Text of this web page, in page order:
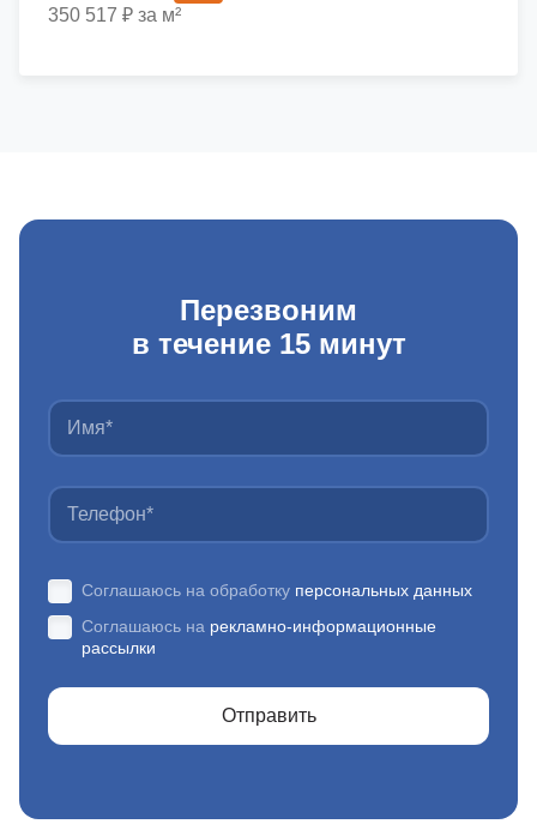
350 517 ₽ за м²
Перезвоним
в течение 15 минут
Соглашаюсь на обработку персональных данных
Соглашаюсь на рекламно-информационные
рассылки
Отправить